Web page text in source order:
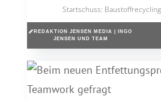
Startschuss:
REDAKTION JENSEN MEDIA | INGO
JENSEN UND TEAM